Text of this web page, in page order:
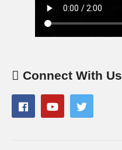
Connect With Us